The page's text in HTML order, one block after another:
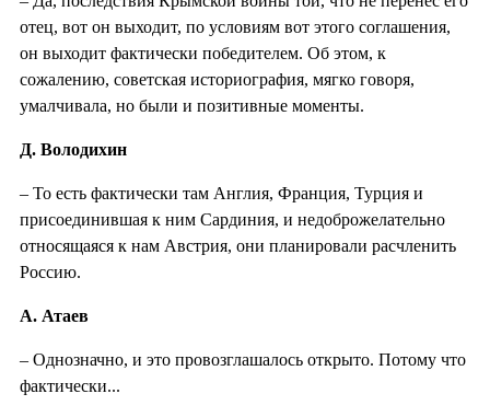
отец, вот он выходит, по условиям вот этого соглашения,
он выходит фактически победителем. Об этом, к
сожалению, советская историография, мягко говоря,
умалчивала, но были и позитивные моменты.
Д. Володихин
– То есть фактически там Англия, Франция, Турция и
присоединившая к ним Сардиния, и недоброжелательно
относящаяся к нам Австрия, они планировали расчленить
Россию.
А. Атаев
– Однозначно, и это провозглашалось открыто. Потому что
фактически...